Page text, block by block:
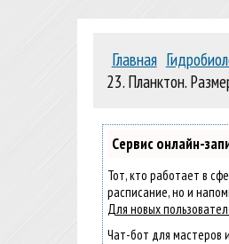
Главная
23. Планктон.
Сервис онлайн-
Тот, кто работает в
расписание, но и
Для новых
Чат-бот для мастеров